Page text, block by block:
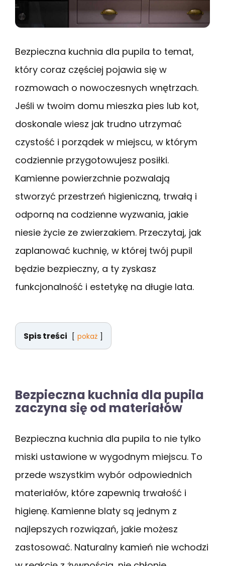
Bezpieczna kuchnia dla pupila to temat,
który coraz częściej pojawia się w
rozmowach o nowoczesnych wnętrzach.
Jeśli w twoim domu mieszka pies lub kot,
doskonale wiesz jak trudno utrzymać
czystość i porządek w miejscu, w którym
codziennie przygotowujesz posiłki.
Kamienne powierzchnie pozwalają
stworzyć przestrzeń higieniczną, trwałą i
odporną na codzienne wyzwania, jakie
niesie życie ze zwierzakiem. Przeczytaj, jak
zaplanować kuchnię, w której twój pupil
będzie bezpieczny, a ty zyskasz
funkcjonalność i estetykę na długie lata.
Spis treści pokaż
Bezpieczna kuchnia dla pupila
zaczyna się od materiałów
Bezpieczna kuchnia dla pupila to nie tylko
miski ustawione w wygodnym miejscu. To
przede wszystkim wybór odpowiednich
materiałów, które zapewnią trwałość i
higienę. Kamienne blaty są jednym z
najlepszych rozwiązań, jakie możesz
zastosować. Naturalny kamień nie wchodzi